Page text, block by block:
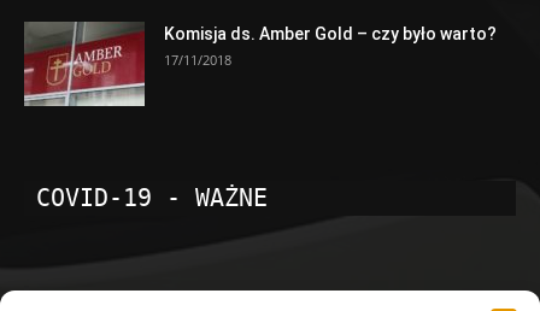
Komisja ds. Amber Gold – czy było warto?
17/11/2018
COVID-19 - WAŻNE